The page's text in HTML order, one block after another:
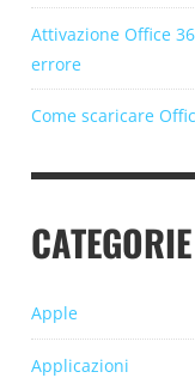
Attivazione Office
errore
Come scaricare
CATEGORIE
Apple
Applicazioni